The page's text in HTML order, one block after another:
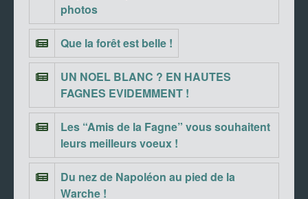
photos
Que la forêt est belle !
UN NOEL BLANC ? EN HAUTES
FAGNES EVIDEMMENT !
Les “Amis de la Fagne” vous souhaitent
leurs meilleurs voeux !
Du nez de Napoléon au pied de la
Warche !